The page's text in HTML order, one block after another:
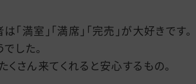
「満室」「満席」「完売」が大好きです。
した。
くさん来てくれると安心するもの。